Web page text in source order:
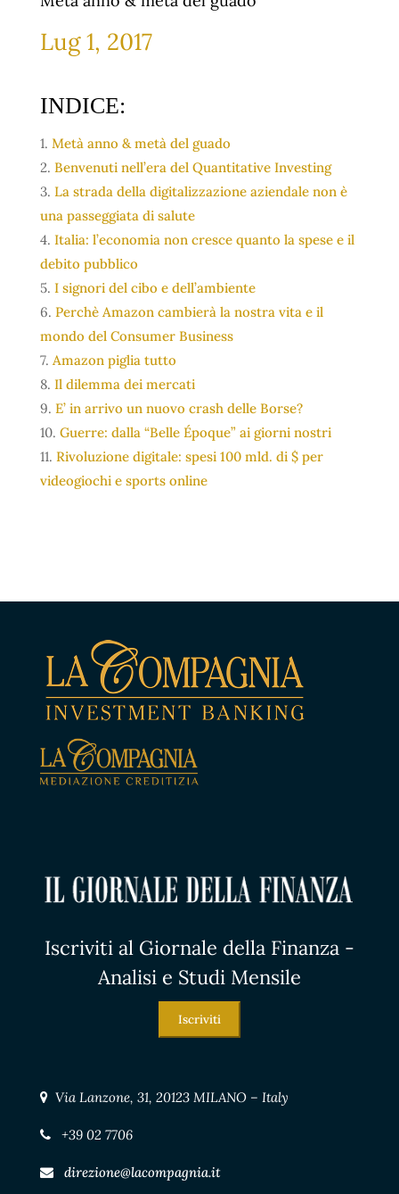
Lug 1, 2017
INDICE:
1. Metà anno & metà del guado
2. Benvenuti nell’era del Quantitative Investing
3. La strada della digitalizzazione aziendale non è
una passeggiata di salute
4. Italia: l’economia non cresce quanto la spese e il
debito pubblico
5. I signori del cibo e dell’ambiente
6. Perchè Amazon cambierà la nostra vita e il
mondo del Consumer Business
7. Amazon piglia tutto
8. Il dilemma dei mercati
9. E’ in arrivo un nuovo crash delle Borse?
10. Guerre: dalla “Belle Époque” ai giorni nostri
11. Rivoluzione digitale: spesi 100 mld. di $ per
videogiochi e sports online
Iscriviti al Giornale della Finanza -
Analisi e Studi Mensile
Iscriviti
Via Lanzone, 31, 20123 MILANO – Italy
+39 02 7706
direzione@lacompagnia.it